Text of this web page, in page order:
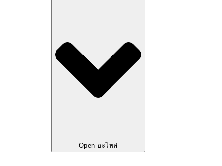
Open อะไหล่